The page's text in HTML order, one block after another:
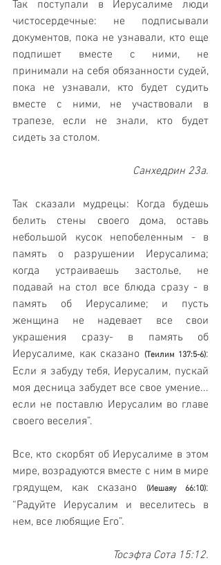
Так поступали в Иерусалиме люди
чистосердечные: не подписывали
документов, пока не узнавали, кто еще
подпишет вместе с ними, не
принимали на себя обязанности судей,
пока не узнавали, кто будет судить
вместе с ними, не участвовали в
трапезе, если не знали, кто будет
сидеть за столом.
Санхедрин 23а.
Так сказали мудрецы: Когда будешь
белить стены своего дома, оставь
небольшой кусок непобеленным - в
память о разрушении Иерусалима;
когда устраиваешь застолье, не
подавай на стол все блюда сразу - в
память об Иерусалиме; и пусть
женщина не надевает все свои
украшения сразу- в память об
Иерусалиме, как сказано (Теилим 137:5-6):
Если я забуду тебя, Иерусалим, пускай
моя десница забудет все свое умение...
если не поставлю Иерусалим во главе
своего веселия”.
Все, кто скорбят об Иерусалиме в этом
мире, возрадуются вместе с ним в мире
грядущем, как сказано
(Иешаяу 66:10):
“Радуйте Иерусалим и веселитесь в
нем, все любящие Его”.
Тосэфта Сота 15:12.